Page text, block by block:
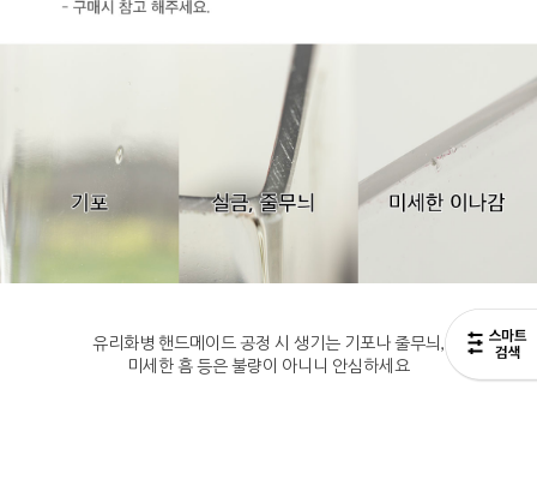
유리화병 핸드메이드 공정 시 생기는 기포나 줄무늬,
미세한 흠 등은 불량이 아니니 안심하세요